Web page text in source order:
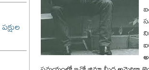
పక్షుల